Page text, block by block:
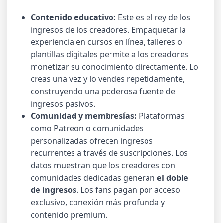
Contenido educativo: Este es el rey de los
ingresos de los creadores. Empaquetar la
experiencia en cursos en línea, talleres o
plantillas digitales permite a los creadores
monetizar su conocimiento directamente. Lo
creas una vez y lo vendes repetidamente,
construyendo una poderosa fuente de
ingresos pasivos.
Comunidad y membresías: Plataformas
como Patreon o comunidades
personalizadas ofrecen ingresos
recurrentes a través de suscripciones. Los
datos muestran que los creadores con
comunidades dedicadas generanel doble
de ingresos. Los fans pagan por acceso
exclusivo, conexión más profunda y
contenido premium.